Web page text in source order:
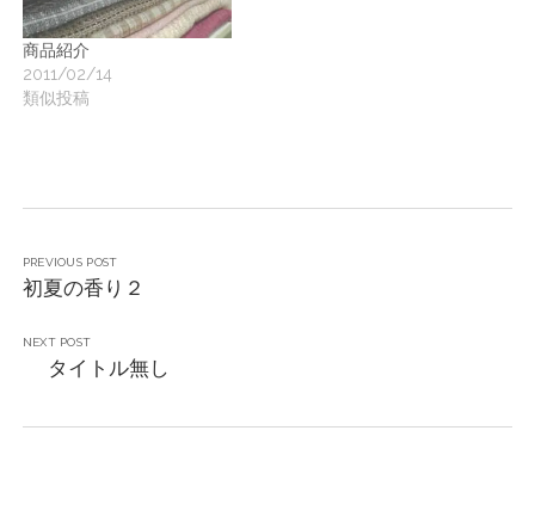
商品紹介
2011/02/14
類似投稿
PREVIOUS POST
初夏の香り２
NEXT POST
タイトル無し